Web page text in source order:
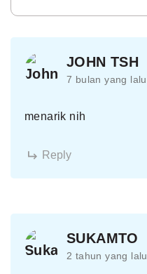
JOHN TSH
7 bulan yang lalu
menarik nih
Reply
SUKAMTO
2 tahun yang lalu